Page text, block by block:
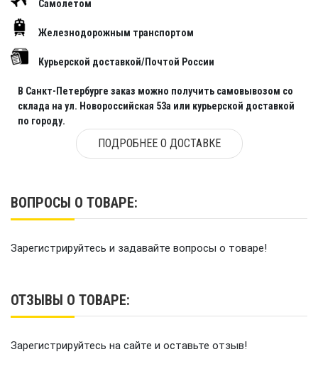
Самолетом
Железнодорожным транспортом
Курьерской доставкой/Почтой России
В Санкт-Петербурге заказ можно получить самовывозом со
склада на ул. Новороссийская 53а или курьерской доставкой
по городу.
ПОДРОБНЕЕ О ДОСТАВКЕ
ВОПРОСЫ О ТОВАРЕ:
Зарегистрируйтесь и задавайте вопросы о товаре!
ОТЗЫВЫ О ТОВАРЕ:
Зарегистрируйтесь на сайте и оставьте отзыв!